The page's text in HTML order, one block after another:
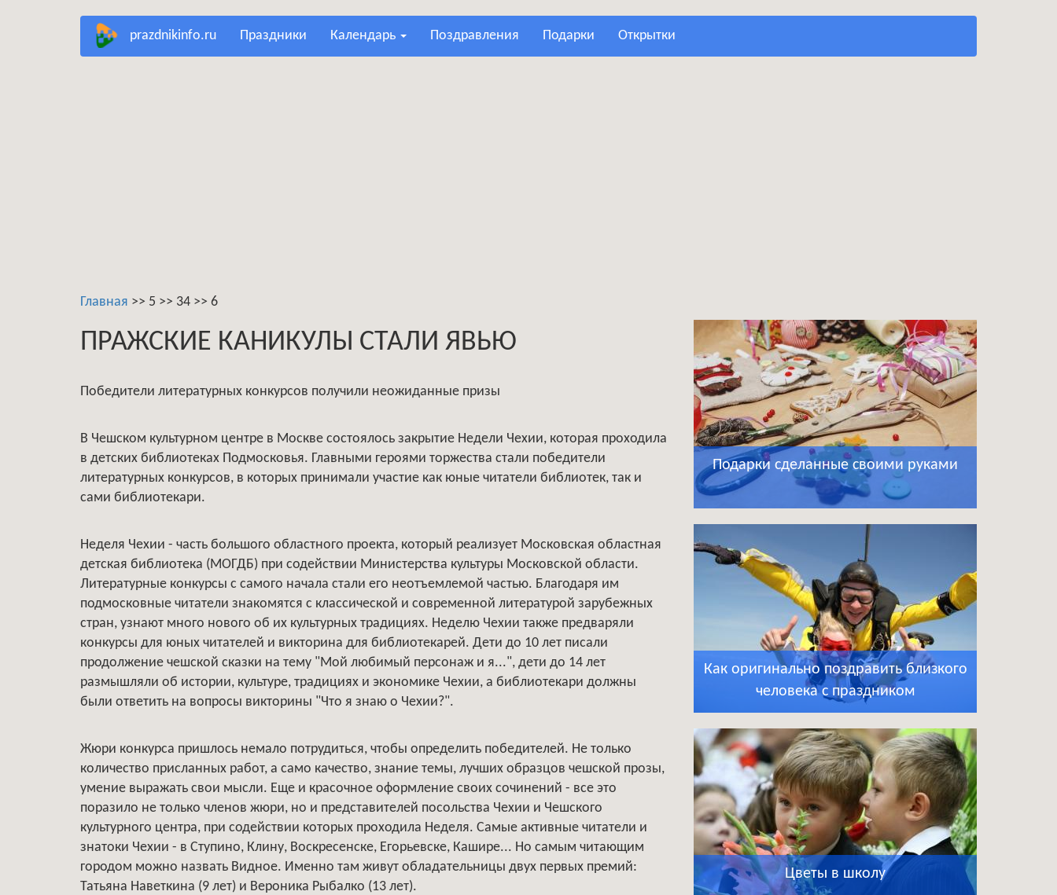
prazdnikinfo.ru праздники календарь поздравления подарки открытки
Главная >> 5 >> 34 >> 6
ПРАЖСКИЕ КАНИКУЛЫ СТАЛИ ЯВЬЮ
Победители литературных конкурсов получили неожиданные призы
В Чешском культурном центре в Москве состоялось закрытие Недели Чехии, которая проходила
в детских библиотеках Подмосковья. Главными героями торжества стали победители
литературных конкурсов, в которых принимали участие как юные читатели библиотек, так и
сами библиотекари.
Неделя Чехии - часть большого областного проекта, который реализует Московская областная
детская библиотека (МОГДБ) при содействии Министерства культуры Московской области.
Литературные конкурсы с самого начала стали его неотъемлемой частью. Благодаря им
подмосковные читатели знакомятся с классической и современной литературой зарубежных
стран, узнают много нового об их культурных традициях. Неделю Чехии также предваряли
конкурсы для юных читателей и викторина для библиотекарей. Дети до 10 лет писали
продолжение чешской сказки на тему "Мой любимый персонаж и я...", дети до 14 лет
размышляли об истории, культуре, традициях и экономике Чехии, а библиотекари должны
были ответить на вопросы викторины "Что я знаю о Чехии?".
Жюри конкурса пришлось немало потрудиться, чтобы определить победителей. Не только
количество присланных работ, а само качество, знание темы, лучших образцов чешской прозы,
умение выражать свои мысли. Еще и красочное оформление своих сочинений - все это
поразило не только членов жюри, но и представителей посольства Чехии и Чешского
культурного центра, при содействии которых проходила Неделя. Самые активные читатели и
знатоки Чехии - в Ступино, Клину, Воскресенске, Егорьевске, Кашире... Но самым читающим
городом можно назвать Видное. Именно там живут обладательницы двух первых премий:
Татьяна Наветкина (9 лет) и Вероника Рыбалко (13 лет).
Подарки сделанные своими руками
Как оригинально поздравить близкого
человека с праздником
Цветы в школу